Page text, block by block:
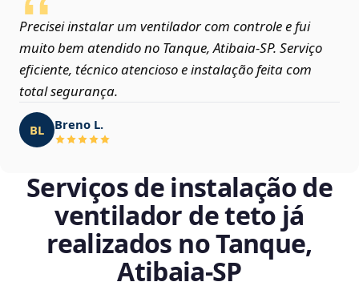
Precisei instalar um ventilador com controle e fui
muito bem atendido no Tanque, Atibaia‑SP. Serviço
eficiente, técnico atencioso e instalação feita com
total segurança.
BL Breno L.
Serviços de instalação de
ventilador de teto já
realizados no Tanque,
Atibaia‑SP